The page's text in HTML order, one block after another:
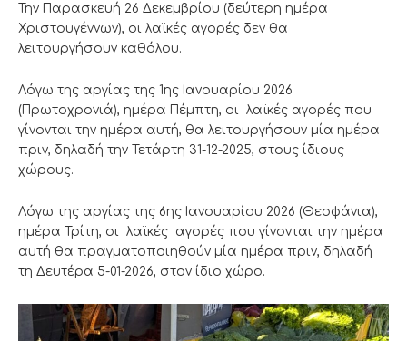
Την Παρασκευή 26 Δεκεμβρίου (δεύτερη ημέρα
Χριστουγέννων), οι λαϊκές αγορές δεν θα
λειτουργήσουν καθόλου.
Λόγω της αργίας της 1ης Ιανουαρίου 2026
(Πρωτοχρονιά), ημέρα Πέμπτη, οι λαϊκές αγορές που
γίνονται την ημέρα αυτή, θα λειτουργήσουν μία ημέρα
πριν, δηλαδή την Τετάρτη 31-12-2025, στους ίδιους
χώρους.
Λόγω της αργίας της 6ης Ιανουαρίου 2026 (Θεοφάνια),
ημέρα Τρίτη, οι λαϊκές αγορές που γίνονται την ημέρα
αυτή θα πραγματοποιηθούν μία ημέρα πριν, δηλαδή
τη Δευτέρα 5-01-2026, στον ίδιο χώρο.